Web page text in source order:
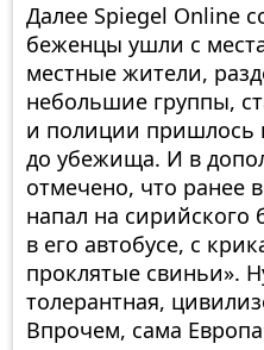
Далее Spiegel Online
беженцы ушли с
местные жители,
небольшие группы,
и полиции пришлось
до убежища. И в
отмечено, что ранее
напал на сирийского
в его автобусе, с
проклятые свиньи».
толерантная,
Впрочем, сама